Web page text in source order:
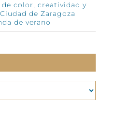
color, creatividad y
de Zaragoza
de verano